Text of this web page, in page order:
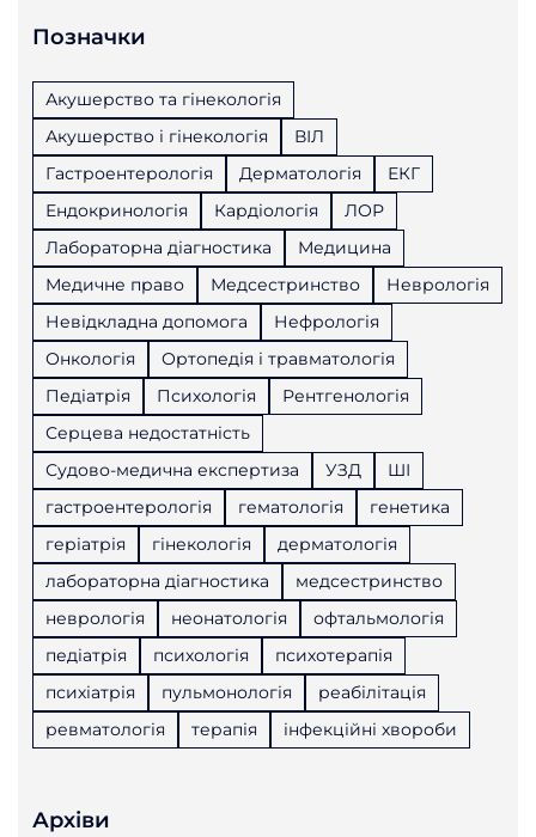
Позначки
Акушерство та гінекологія
Акушерство і гінекологія
ВІЛ
Гастроентерологія
Дерматологія
ЕКГ
Ендокринологія
Кардіологія
ЛОР
Лабораторна діагностика
Медицина
Медичне право
Медсестринство
Неврологія
Невідкладна допомога
Нефрологія
Онкологія
Ортопедія і травматологія
Педіатрія
Психологія
Рентгенологія
Серцева недостатність
Судово-медична експертиза
УЗД
ШІ
гастроентерологія
гематологія
генетика
геріатрія
гінекологія
дерматологія
лабораторна діагностика
медсестринство
неврологія
неонатологія
офтальмологія
педіатрія
психологія
психотерапія
психіатрія
пульмонологія
реабілітація
ревматологія
терапія інфекційні хвороби
Архіви